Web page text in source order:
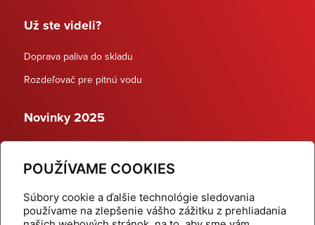
POUŽÍVAME COOKIES
Súbory cookie a ďalšie technológie sledovania
používame na zlepšenie vášho zážitku z prehliadania
Už ste videli?
Doprava paliva do skladu
Rozdeľovač pre pitnú vodu
Novinky 2025
Dynamické termostatické ventily